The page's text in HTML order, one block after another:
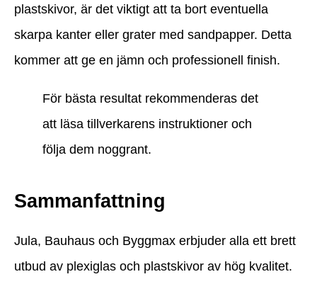
plastskivor, är det viktigt att ta bort eventuella
skarpa kanter eller grater med sandpapper. Detta
kommer att ge en jämn och professionell finish.
För bästa resultat rekommenderas det
att läsa tillverkarens instruktioner och
följa dem noggrant.
Sammanfattning
Jula, Bauhaus och Byggmax erbjuder alla ett brett
utbud av plexiglas och plastskivor av hög kvalitet.